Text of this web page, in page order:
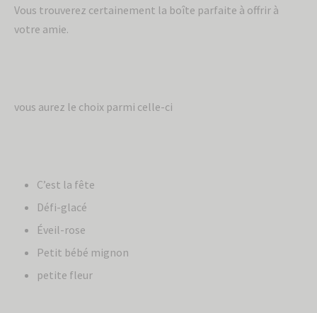
Vous trouverez certainement la boîte parfaite à offrir à
votre amie.
vous aurez le choix parmi celle-ci
C’est la fête
Défi-glacé
Éveil-rose
Petit bébé mignon
petite fleur